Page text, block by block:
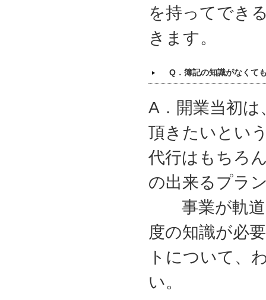
を持ってでき
きます。
Q．簿記の知識がなくて
A．開業当初
頂きたいとい
代行はもちろ
の出来るプラ
事業が軌道
度の知識が必
トについて、
い。